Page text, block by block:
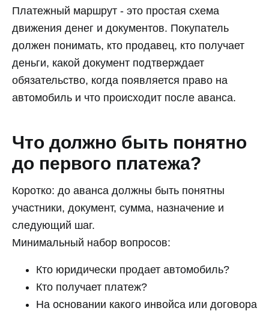
Платежный маршрут - это простая схема
движения денег и документов. Покупатель
должен понимать, кто продавец, кто получает
деньги, какой документ подтверждает
обязательство, когда появляется право на
автомобиль и что происходит после аванса.
Что должно быть понятно
до первого платежа?
Коротко: до аванса должны быть понятны
участники, документ, сумма, назначение и
следующий шаг.
Минимальный набор вопросов:
Кто юридически продает автомобиль?
Кто получает платеж?
На основании какого инвойса или договора